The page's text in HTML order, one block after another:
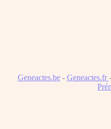
Geneactes.be- Geneactes.fr -